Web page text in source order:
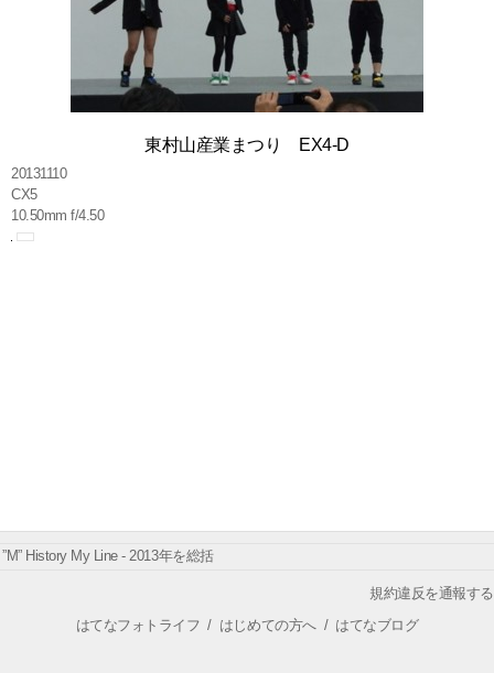
東村山産業まつり EX4-D
20131110
CX5
10.50mm f/4.50
”M” History My Line - 2013年を総括
規約違反を通報する
はてなフォトライフ / はじめての方へ/ はてなブログ